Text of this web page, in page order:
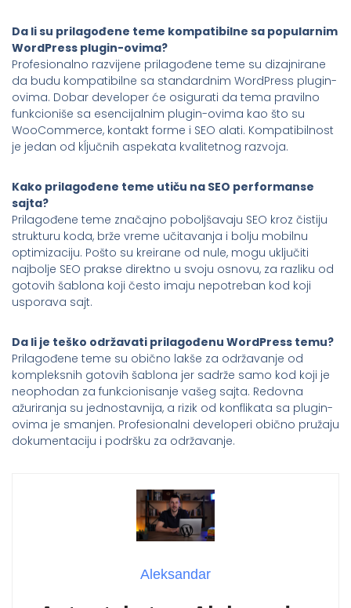
Da li su prilagođene teme kompatibilne sa popularnim
WordPress plugin-ovima?
Profesionalno razvijene prilagođene teme su dizajnirane
da budu kompatibilne sa standardnim WordPress plugin-
ovima. Dobar developer će osigurati da tema pravilno
funkcioniše sa esencijalnim plugin-ovima kao što su
WooCommerce, kontakt forme i SEO alati. Kompatibilnost
je jedan od kĺjučnih aspekata kvalitetnog razvoja.
Kako prilagođene teme utiču na SEO performanse
sajta?
Prilagođene teme značajno poboljšavaju SEO kroz čistiju
strukturu koda, brže vreme učitavanja i bolju mobilnu
optimizaciju. Pošto su kreirane od nule, mogu uključiti
najbolje SEO prakse direktno u svoju osnovu, za razliku od
gotovih šablona koji često imaju nepotreban kod koji
usporava sajt.
Da li je teško održavati prilagođenu WordPress temu?
Prilagođene teme su obično lakše za održavanje od
kompleksnih gotovih šablona jer sadrže samo kod koji je
neophodan za funkcionisanje vašeg sajta. Redovna
ažuriranja su jednostavnija, a rizik od konflikata sa plugin-
ovima je smanjen. Profesionalni developeri obično pružaju
dokumentaciju i podršku za održavanje.
Aleksandar